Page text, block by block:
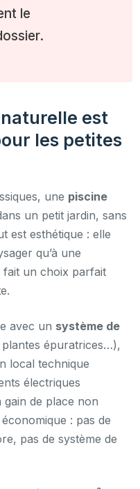
le
est
les petites
une piscine
un petit jardin, sans
est esthétique : elle
qu’à une
fait un choix parfait
avec un système de
épuratrices…),
local technique
électriques
de place non
: pas de
pas de système de